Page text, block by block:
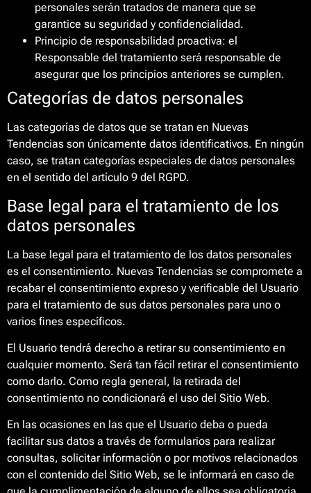
personales serán tratados de manera que se
garantice su seguridad y confidencialidad.
Principio de responsabilidad proactiva: el
Responsable del tratamiento será responsable de
asegurar que los principios anteriores se cumplen.
Categorías de datos personales
Las categorías de datos que se tratan en Nuevas
Tendencias son únicamente datos identificativos. En ningún
caso, se tratan categorías especiales de datos personales
en el sentido del artículo 9 del RGPD.
Base legal para el tratamiento de los
datos personales
La base legal para el tratamiento de los datos personales
es el consentimiento. Nuevas Tendencias se compromete a
recabar el consentimiento expreso y verificable del Usuario
para el tratamiento de sus datos personales para uno o
varios fines específicos.
El Usuario tendrá derecho a retirar su consentimiento en
cualquier momento. Será tan fácil retirar el consentimiento
como darlo. Como regla general, la retirada del
consentimiento no condicionará el uso del Sitio Web.
En las ocasiones en las que el Usuario deba o pueda
facilitar sus datos a través de formularios para realizar
consultas, solicitar información o por motivos relacionados
con el contenido del Sitio Web, se le informará en caso de